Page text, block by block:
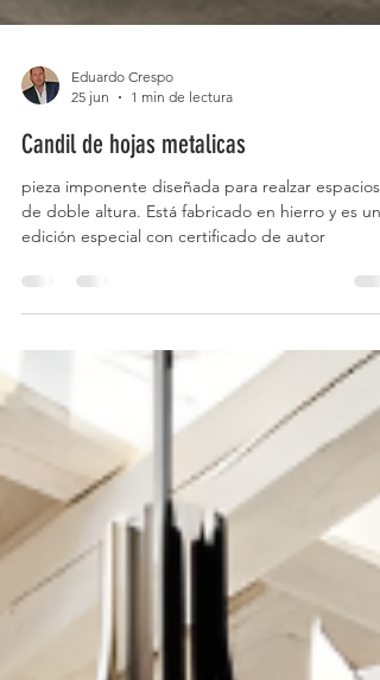
Eduardo Crespo
25 jun
1 min de lectura
Candil de hojas metalicas
pieza imponente diseñada para realzar espacios
edición especial con certificado de autor